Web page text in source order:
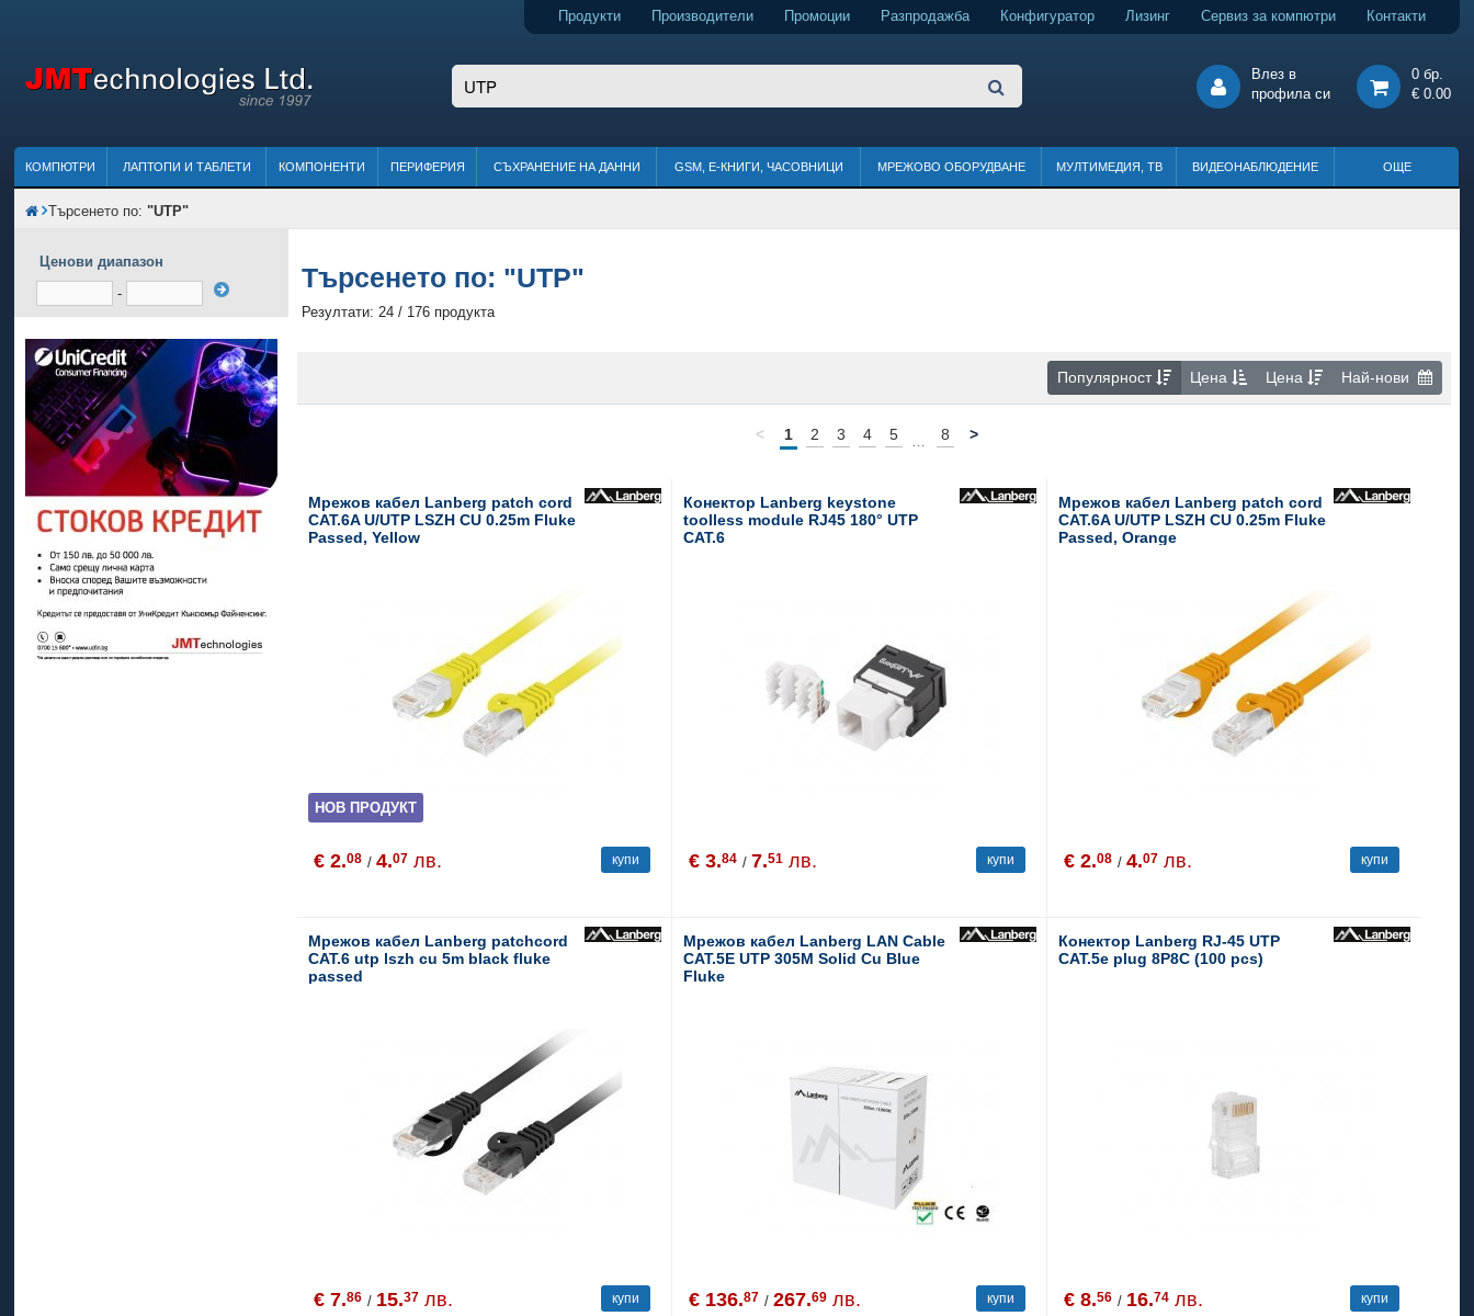
Продукти Производители Промоции Разпродажба Конфигуратор Лизинг Сервиз за компютри Контакти
Влез в
профила си
0 бр.
€ 0.00
КОМПЮТРИ ЛАПТОПИ И ТАБЛЕТИ КОМПОНЕНТИ ПЕРИФЕРИЯ СЪХРАНЕНИЕ НА ДАННИ GSM, Е-КНИГИ, ЧАСОВНИЦИ МРЕЖОВО ОБОРУДВАНЕ МУЛТИМЕДИЯ, ТВ ВИДЕОНАБЛЮДЕНИЕ ОЩЕ
Търсенето по: "UTP"
Ценови диапазон
-
Търсенето по: "UTP"
Резултати: 24 / 176 продукта
Популярност Цена Цена Най-нови
< 1 2 3 4 5 8 >
Мрежов кабел Lanberg patch cord
CAT.6A U/UTP LSZH CU 0.25m Fluke
Passed, Yellow
НОВ ПРОДУКТ
€ 2.08 /4.07 лв. купи
Конектор Lanberg keystone
toolless module RJ45 180° UTP
CAT.6
€ 3.84 / 7.51 лв. купи
Мрежов кабел Lanberg patch cord
CAT.6A U/UTP LSZH CU 0.25m Fluke
Passed, Orange
€ 2.08 / 4.07 лв. купи
Мрежов кабел Lanberg patchcord
CAT.6 utp lszh cu 5m black fluke
passed
€ 7.86 / 15.37 лв. купи
Мрежов кабел Lanberg LAN Cable
CAT.5E UTP 305M Solid Cu Blue
Fluke
€ 136.87 /267.69 лв. купи
Конектор Lanberg RJ-45 UTP
CAT.5e plug 8P8C (100 pcs)
€ 8.56 / 16.74 лв. купи